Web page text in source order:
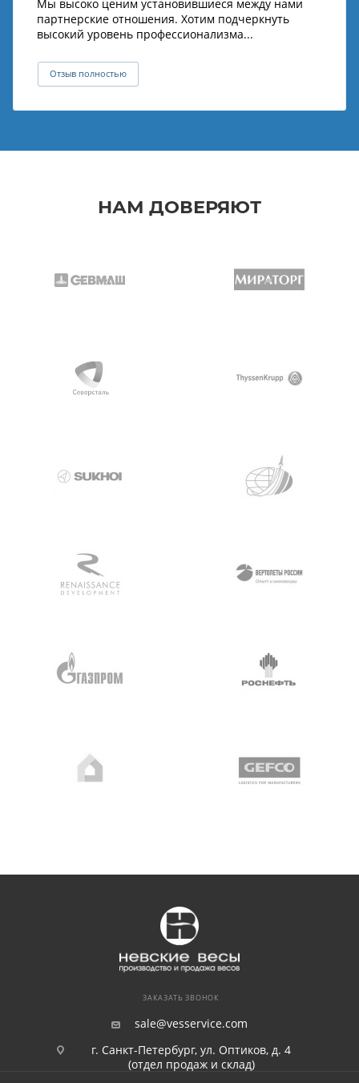
Мы высоко ценим установившиеся между нами
партнерские отношения. Хотим подчеркнуть
высокий уровень профессионализма...
Отзыв полностью
НАМ ДОВЕРЯЮТ
ЗАКАЗАТЬ ЗВОНОК
sale@vesservice.com
г. Санкт-Петербург, ул. Оптиков, д. 4
(отдел продаж и склад)